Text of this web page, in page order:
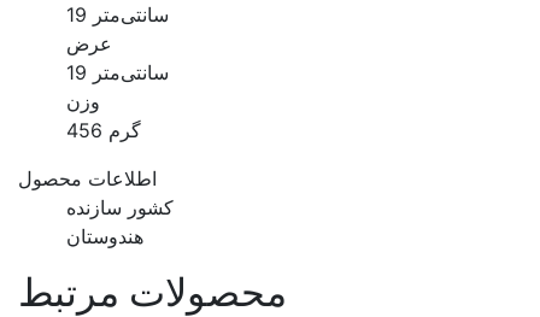
19 سانتی‌متر
عرض
19 سانتی‌متر
وزن
456 گرم
اطلاعات محصول
کشور سازنده
هندوستان
محصولات مرتبط